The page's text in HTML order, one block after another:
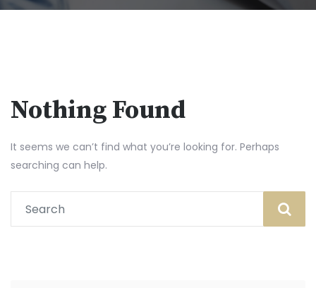
Nothing Found
It seems we can’t find what you’re looking for. Perhaps
searching can help.